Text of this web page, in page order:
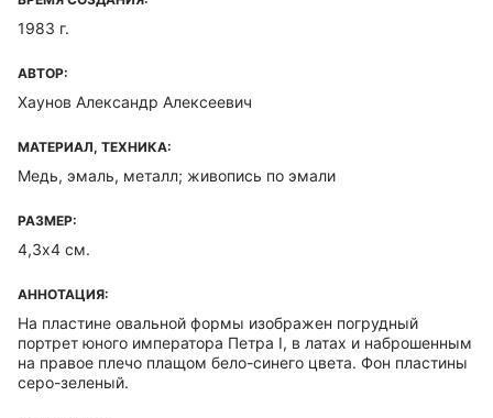
1983 г.
АВТОР:
Хаунов Александр Алексеевич
МАТЕРИАЛ, ТЕХНИКА:
Медь, эмаль, металл; живопись по эмали
РАЗМЕР:
4,3х4 см.
АННОТАЦИЯ:
На пластине овальной формы изображен погрудный
портрет юного императора Петра I, в латах и наброшенным
на правое плечо плащом бело-синего цвета. Фон пластины
серо-зеленый.